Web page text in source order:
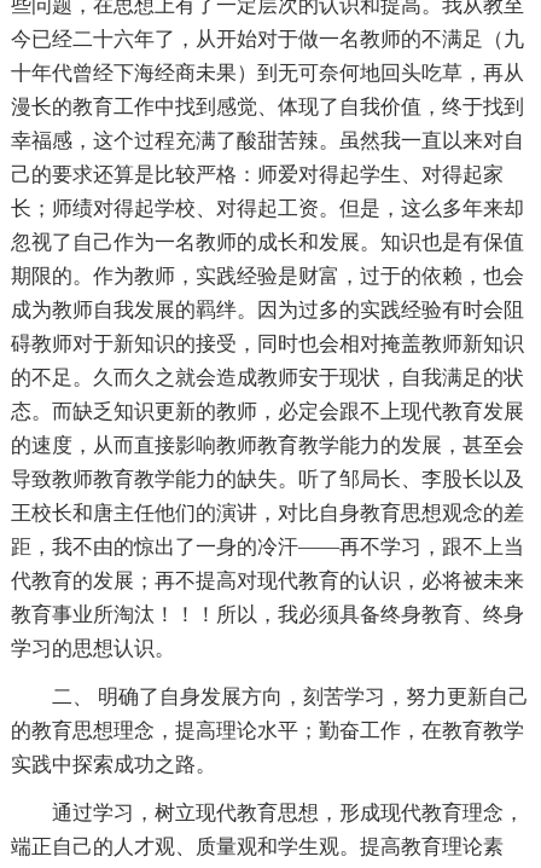
些问题，在思想上有了一定层次的认识和提高。我从教至
今已经二十六年了，从开始对于做一名教师的不满足（九
十年代曾经下海经商未果）到无可奈何地回头吃草，再从
漫长的教育工作中找到感觉、体现了自我价值，终于找到
幸福感，这个过程充满了酸甜苦辣。虽然我一直以来对自
己的要求还算是比较严格：师爱对得起学生、对得起家
长；师绩对得起学校、对得起工资。但是，这么多年来却
忽视了自己作为一名教师的成长和发展。知识也是有保值
期限的。作为教师，实践经验是财富，过于的依赖，也会
成为教师自我发展的羁绊。因为过多的实践经验有时会阻
碍教师对于新知识的接受，同时也会相对掩盖教师新知识
的不足。久而久之就会造成教师安于现状，自我满足的状
态。而缺乏知识更新的教师，必定会跟不上现代教育发展
的速度，从而直接影响教师教育教学能力的发展，甚至会
导致教师教育教学能力的缺失。听了邹局长、李股长以及
王校长和唐主任他们的演讲，对比自身教育思想观念的差
距，我不由的惊出了一身的冷汗——再不学习，跟不上当
代教育的发展；再不提高对现代教育的认识，必将被未来
教育事业所淘汰！！！所以，我必须具备终身教育、终身
学习的思想认识。
二、 明确了自身发展方向，刻苦学习，努力更新自己
的教育思想理念，提高理论水平；勤奋工作，在教育教学
实践中探索成功之路。
通过学习，树立现代教育思想，形成现代教育理念，
端正自己的人才观、质量观和学生观。提高教育理论素